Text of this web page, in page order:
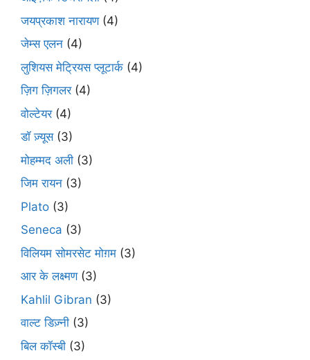
जयप्रकाश नारायण(4)
जेम्स एलन (4)
लुशियस मेट्रियस प्लूटार्क (4)
ज़िग ज़िगलर(4)
वोल्टेयर(4)
डॉ ज़्यूस(3)
मोहम्मद अली (3)
जिम रायन (3)
Plato (3)
Seneca (3)
विलियम सोमरसेट मोग़म (3)
आर के लक्ष्मण(3)
Kahlil Gibran (3)
वाल्ट डिज़्नी (3)
बिल कॉस्बी (3)